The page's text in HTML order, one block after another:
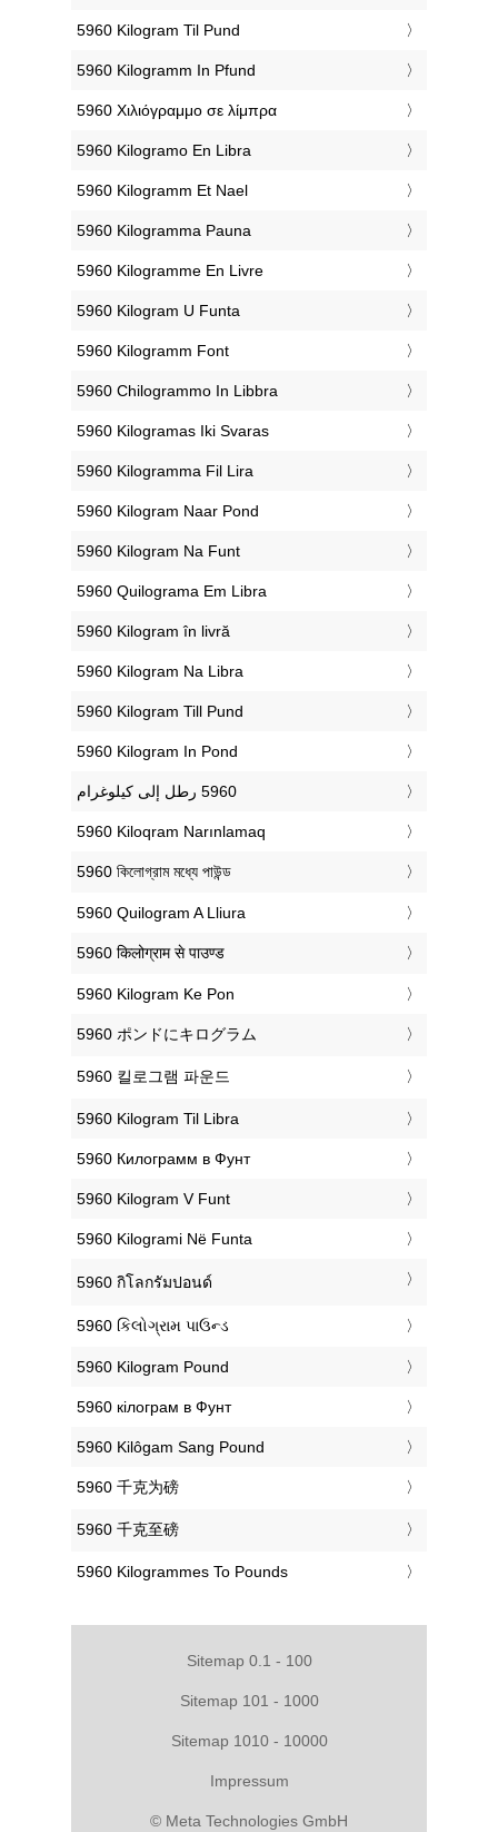
‎5960 Kilogram Til Pund
‎5960 Kilogramm In Pfund
‎5960 Χιλιόγραμμο σε λίμπρα
‎5960 Kilogramo En Libra
‎5960 Kilogramm Et Nael
‎5960 Kilogramma Pauna
‎5960 Kilogramme En Livre
‎5960 Kilogram U Funta
‎5960 Kilogramm Font
‎5960 Chilogrammo In Libbra
‎5960 Kilogramas Iki Svaras
‎5960 Kilogramma Fil Lira
‎5960 Kilogram Naar Pond
‎5960 Kilogram Na Funt
‎5960 Quilograma Em Libra
‎5960 Kilogram în livră
‎5960 Kilogram Na Libra
‎5960 Kilogram Till Pund
‎5960 Kilogram In Pond
‎5960 Kiloqram Narınlamaq
‎5960 কিলোগ্রাম মধ্যে পাউন্ড
‎5960 Quilogram A Lliura
‎5960 किलोग्राम से पाउण्ड
‎5960 Kilogram Ke Pon
‎5960 ポンドにキログラム
‎5960 킬로그램 파운드
‎5960 Kilogram Til Libra
‎5960 Килограмм в Фунт
‎5960 Kilogram V Funt
‎5960 Kilogrami Në Funta
‎5960 กิโลกรัมปอนด์
‎5960 કિલોગ્રામ પાઉન્ડ
‎5960 Kilogram Pound
‎5960 кілограм в Фунт
‎5960 Kilôgam Sang Pound
‎5960 千克为磅
‎5960 千克至磅
‎5960 Kilogrammes To Pounds
Sitemap 0.1 - 100
Sitemap 101 - 1000
Sitemap 1010 - 10000
Impressum
© Meta Technologies GmbH